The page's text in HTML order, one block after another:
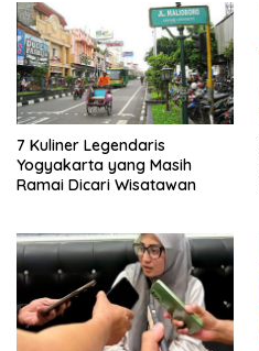
7 Kuliner Legendaris
Yogyakarta yang Masih
Ramai Dicari Wisatawan